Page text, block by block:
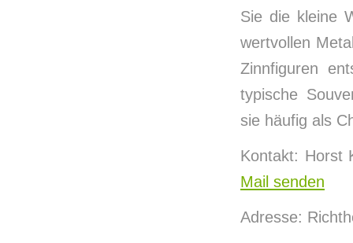
Sie die kleine
wertvollen
Zinnfiguren
typische
sie häufig als
Kontakt: Horst
Mail senden
Adresse: